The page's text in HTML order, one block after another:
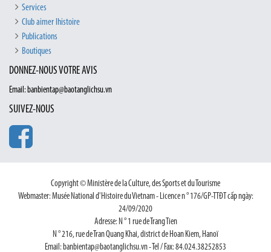
Services
Club aimer lhistoire
Publications
Boutiques
DONNEZ-NOUS VOTRE AVIS
Email: banbientap@baotanglichsu.vn
SUIVEZ-NOUS
Copyright © Ministère de la Culture, des Sports et du Tourisme
Webmaster: Musée National d'Histoire du Vietnam - Licence n ° 176/GP-TTĐT cấp ngày:
24/09/2020
Adresse: N ° 1 rue de Trang Tien
N ° 216, rue de Tran Quang Khai, district de Hoan Kiem, Hanoï
Email: banbientap@baotanglichsu.vn - Tel / Fax: 84.024.38252853